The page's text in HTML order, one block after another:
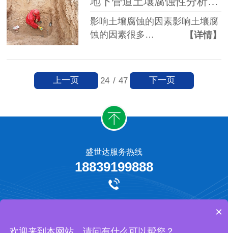
影响土壤腐蚀的因素影响土壤腐
蚀的因素很多…
【详情】
24 / 47
上一页 下一页
盛世达服务热线
18839199888
×